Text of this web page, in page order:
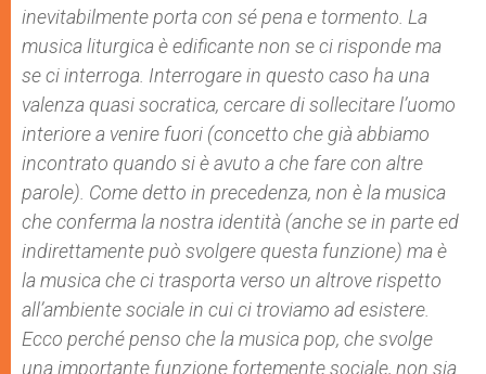
inevitabilmente porta con sé pena e tormento. La
musica liturgica è edificante non se ci risponde ma
se ci interroga. Interrogare in questo caso ha una
valenza quasi socratica, cercare di sollecitare l’uomo
interiore a venire fuori (concetto che già abbiamo
incontrato quando si è avuto a che fare con altre
parole). Come detto in precedenza, non è la musica
che conferma la nostra identità (anche se in parte ed
indirettamente può svolgere questa funzione) ma è
la musica che ci trasporta verso un altrove rispetto
all’ambiente sociale in cui ci troviamo ad esistere.
Ecco perché penso che la musica pop, che svolge
una importante funzione fortemente sociale, non sia